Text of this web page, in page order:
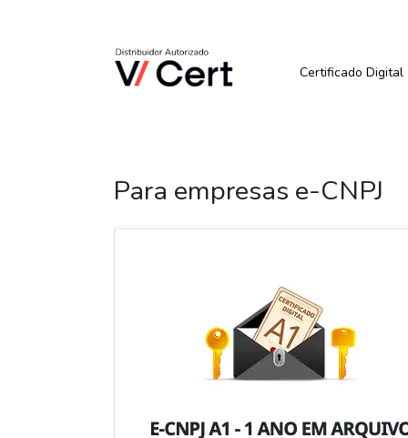
Certificado Digital
Para empresas e-CNPJ